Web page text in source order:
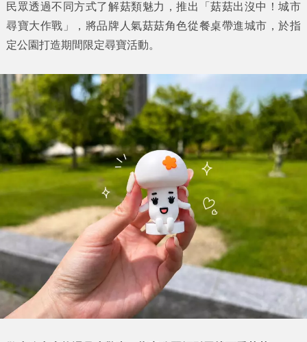
民眾透過不同方式了解菇類魅力，推出「菇菇出沒中！城市
尋寶大作戰」，將品牌人氣菇菇角色從餐桌帶進城市，於指
定公園打造期間限定尋寶活動。